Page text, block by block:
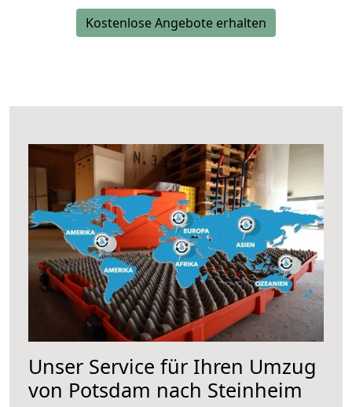
Kostenlose Angebote erhalten
Unser Service für Ihren Umzug
von Potsdam nach Steinheim